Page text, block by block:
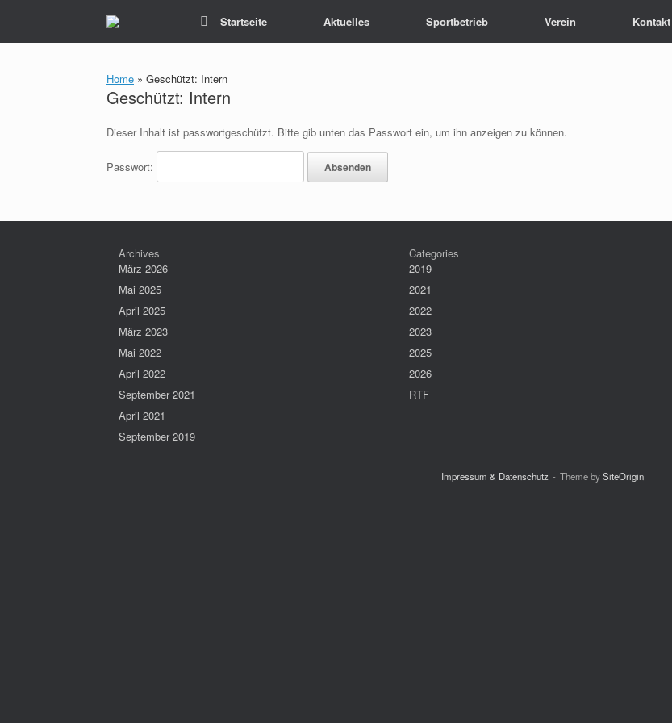
Startseite Aktuelles Sportbetrieb Verein Kontakt
Home » Geschützt: Intern
Geschützt: Intern
Dieser Inhalt ist passwortgeschützt. Bitte gib unten das Passwort ein, um ihn anzeigen zu können.
Passwort:
Archives
März 2026
Mai 2025
April 2025
März 2023
Mai 2022
April 2022
September 2021
April 2021
September 2019
Categories
2019
2021
2022
2023
2025
2026
RTF
Impressum & Datenschutz Theme bySiteOrigin